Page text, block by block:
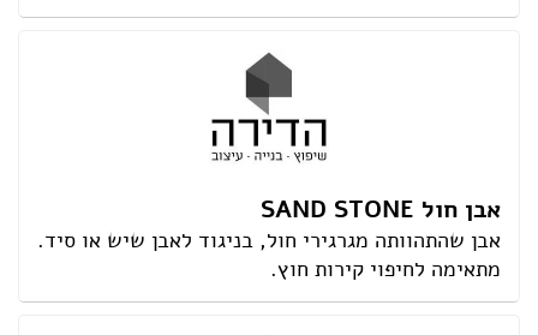
אבן חול SAND STONE
אבן שהתהוותה מגרגירי חול, בניגוד לאבן שיש או סיד.
מתאימה לחיפוי קירות חוץ.